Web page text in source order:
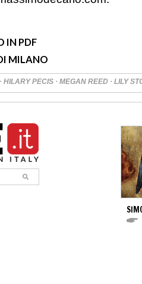
IN PDF
MILANO
· HILARY PECIS · MEGAN REED · LILY